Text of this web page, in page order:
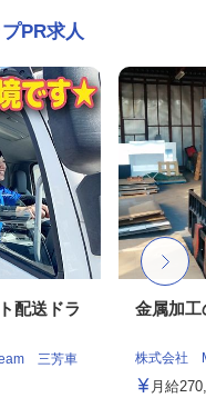
PR求人
配送ドラ
三芳車
金属加工
株式会社
月給